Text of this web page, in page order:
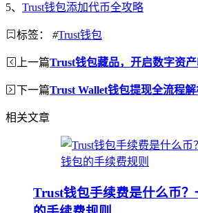
5、 Trust钱包添加代币全攻略
标签： #Trust钱包
上一篇Trust钱包藏品，开启数字资
下一篇Trust Wallet钱包提现全流程解
相关文章
Trust钱包手续费是什么币